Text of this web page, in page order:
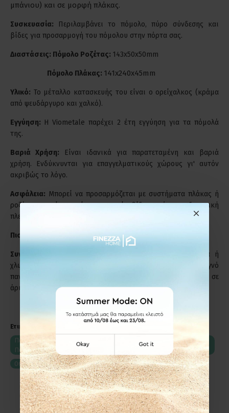
μπάνιου) και σε μορφή πλάκας.
Συσκευασία:
Περιλαμβάνει το πόμολο, πύρο σύνδεσης και
βίδες για προσαρμογή του πόμολου στην πόρτα σας.
Διαστάσεις: Πόμολο Ροζέτας: 143x50x50mm
Πόμολο Πλάκας: 141x240x45mm
Υλικό: Το μέταλλο κατασκευής του είναι ο ορείχαλκος (κράμα
από ψευδάργυρο και χαλκό).
Εγγύηση: Η Viometale παρέχει 2 έτη εγγύηση για τα πόμολά
της.
Βαριά Χρήση: Είναι ιδανικά για παρατεταμένη και βαριά
χρήση. Ενδύκνυνται για επαγγελματικούς χώρους γι' αυτόν
ακριβώς το λόγο.
Ασφάλεια: Μπορεί να προσαρμόζεται με συστήματα πλάκας ή
ροζέτας, χωρίς να είναι εμφανείς βίδες από την εξωτερική
πλευρά, με δύο διαμπερείς τρύπες κέντρου 38mm.
Πιστοποίηση & Αναγνώριση:Πρότυπο ISO EN 9001.
Συντήρηση:
Μη χρησιμοποιείτε απορρυπαντικά, καυστικά ή
χλωριούχα υγρά για τον καθαρισμό των προϊόντων. Στεγνό
πανί ή σκέτο νερό, αρκούν για να διατηρήσετε το προϊόν σε
άριστη κατάσταση.
Ετικέτες:
Πόμολο Πόρτας με Ροζέτα Viometale 06.960 Μπρονζέ-
Πορσελάνη Lady
06.960
με Ροζέτα